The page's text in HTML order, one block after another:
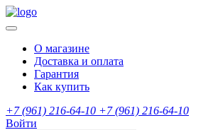
О магазине
Доставка и оплата
Гарантия
Как купить
+7 (961) 216-64-10 +7 (961) 216-64-10
Войти